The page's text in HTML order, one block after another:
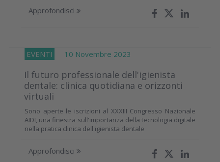
Approfondisci
EVENTI 10 Novembre 2023
Il futuro professionale dell'igienista
dentale: clinica quotidiana e orizzonti
virtuali
Sono aperte le iscrizioni al XXXIII Congresso Nazionale
AIDI, una finestra sull'importanza della tecnologia digitale
nella pratica clinica dell'igienista dentale
Approfondisci